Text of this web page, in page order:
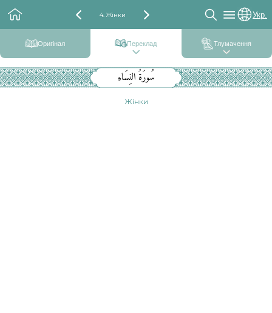
4. Жінки Укр.
Оригінал Переклад Тлумачення
سُورَةُ النِسَاءِ
Жінки